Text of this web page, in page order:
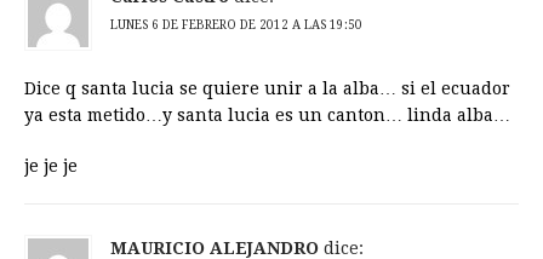
LUNES 6 DE FEBRERO DE 2012 A LAS 19:50
Dice q santa lucia se quiere unir a la alba… si el ecuador
ya esta metido…y santa lucia es un canton… linda alba…
je je je
MAURICIO ALEJANDRO dice: